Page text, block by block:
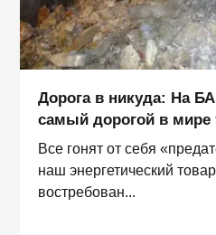
Дорога в никуда: На
самый дорогой в мире
Все гонят от себя
наш энергетический
востребован...